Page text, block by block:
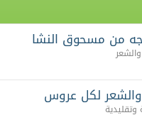
من مسحوق النشا
والشعر لكل عروس
وتقليدية